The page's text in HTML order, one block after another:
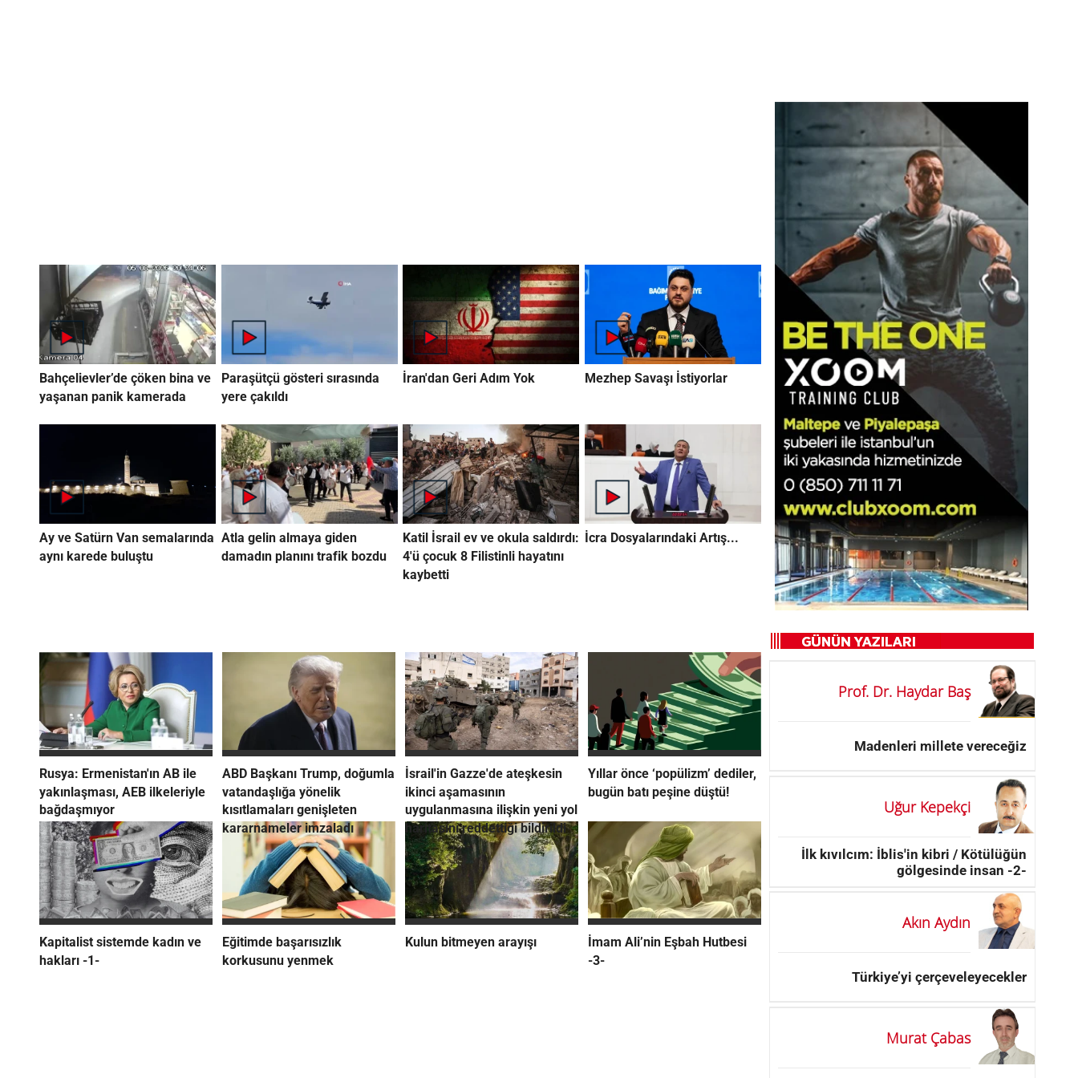
Bahçelievler’de çöken bina ve
yaşanan panik kamerada
Paraşütçü gösteri sırasında
yere çakıldı
İran'dan Geri Adım Yok Mezhep Savaşı İstiyorlar
Ay ve Satürn Van semalarında
aynı karede buluştu
Atla gelin almaya giden
damadın planını trafik bozdu
Katil İsrail ev ve okula saldırdı:
4'ü çocuk 8 Filistinli hayatını
kaybetti
İcra Dosyalarındaki Artış...
Rusya: Ermenistan'ın AB ile
yakınlaşması, AEB ilkeleriyle
bağdaşmıyor
ABD Başkanı Trump, doğumla
vatandaşlığa yönelik
kısıtlamaları genişleten
kararnameler imzaladı
İsrail'in Gazze'de ateşkesin
ikinci aşamasının
uygulanmasına ilişkin yeni yol
haritasını reddettiği bildirildi
Yıllar önce ‘popülizm’ dediler,
bugün batı peşine düştü!
Kapitalist sistemde kadın ve
hakları -1-
Eğitimde başarısızlık
korkusunu yenmek
Kulun bitmeyen arayışı
İmam Ali’nin Eşbah Hutbesi
-3-
Prof. Dr. Haydar Baş
Madenleri millete vereceğiz
Uğur Kepekçi
İlk kıvılcım: İblis'in kibri / Kötülüğün
gölgesinde insan -2-
Akın Aydın
Türkiye’yi çerçeveleyecekler
Murat Çabas